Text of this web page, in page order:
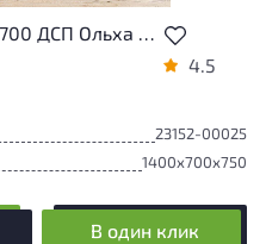
Стол прямой 1400x700 ДСП Ольха Россия
4.5
23152-00025
1400x700x750
В один клик